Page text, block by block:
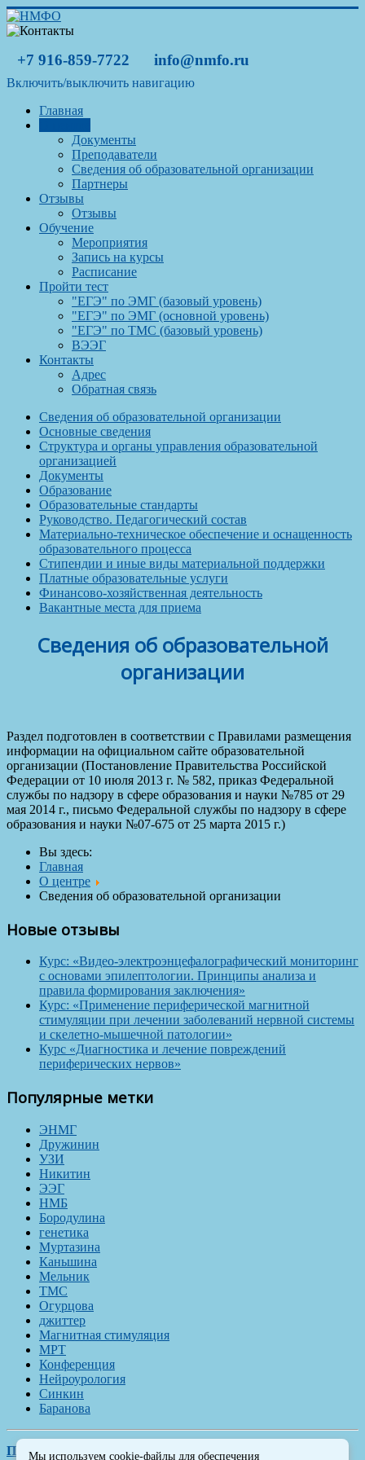
+7 916-859-7722 info@nmfo.ru
Включить/выключить навигацию
Главная
Документы
Преподаватели
Сведения об образовательной организации
Партнеры
Отзывы
Отзывы
Обучение
Мероприятия
Запись на курсы
Расписание
Пройти тест
"ЕГЭ" по ЭМГ (базовый уровень)
"ЕГЭ" по ЭМГ (основной уровень)
"ЕГЭ" по ТМС (базовый уровень)
ВЭЭГ
Контакты
Адрес
Обратная связь
Сведения об образовательной организации
Основные сведения
Структура и органы управления образовательной
организацией
Документы
Образование
Образовательные стандарты
Руководство. Педагогический состав
Материально-техническое обеспечение и оснащенность
образовательного процесса
Стипендии и иные виды материальной поддержки
Платные образовательные услуги
Финансово-хозяйственная деятельность
Вакантные места для приема
Сведения об образовательной
организации
Раздел подготовлен в соответствии с Правилами размещения
информации на официальном сайте образовательной
организации (Постановление Правительства Российской
Федерации от 10 июля 2013 г. № 582, приказ Федеральной
службы по надзору в сфере образования и науки №785 от 29
мая 2014 г., письмо Федеральной службы по надзору в сфере
образования и науки №07-675 от 25 марта 2015 г.)
Вы здесь:
Главная
О центре
Сведения об образовательной организации
Новые отзывы
Курс: «Видео-электроэнцефалографический мониторинг
с основами эпилептологии. Принципы анализа и
правила формирования заключения»
Курс: «Применение периферической магнитной
стимуляции при лечении заболеваний нервной системы
и скелетно-мышечной патологии»
Курс «Диагностика и лечение повреждений
периферических нервов»
Популярные метки
ЭНМГ
Дружинин
УЗИ
Никитин
ЭЭГ
НМБ
Бородулина
генетика
Муртазина
Каньшина
Мельник
ТМС
Огурцова
джиттер
Магнитная стимуляция
МРТ
Конференция
Нейроурология
Синкин
Баранова
Политика обработки персональных данных
Мы используем cookie-файлы для обеспечения